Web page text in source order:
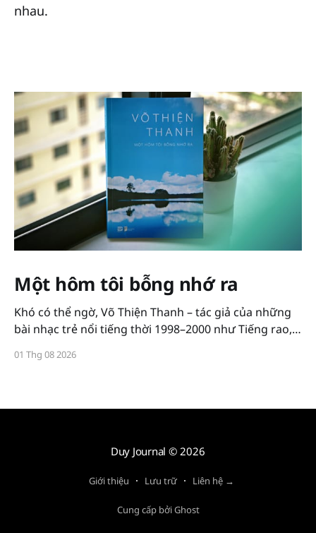
nhau.
Một hôm tôi bỗng nhớ ra
Khó có thể ngờ, Võ Thiện Thanh – tác giả của những
bài nhạc trẻ nổi tiếng thời 1998–2000 như Tiếng rao,
địa hạt âm nhạc sang chữ nghĩa với cuốn sách mới:
01 Thg 08 2026
Duy Journal © 2026
Giới thiệu Lưu trữ Liên hệ →
Cung cấp bởi Ghost